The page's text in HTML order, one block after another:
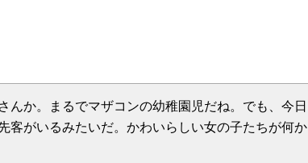
んか。まるでマザコンの幼稚園児だね。でも、今日
客がいるみたいだ。かわいらしい女の子たちが何か